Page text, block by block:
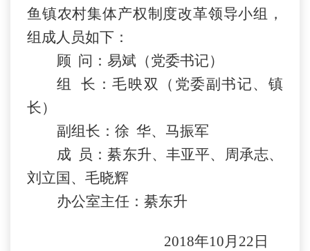
鱼镇农村集体产权制度改革领导小组，
组成人员如下：
顾 问：易斌（党委书记）
组
长：毛映双（党委副书记、镇
长）
副组长：徐 华、马振军
成
员：綦东升、丰亚平、周承志、
刘立国、毛晓辉
办公室主任：綦东升
2018年10月22日